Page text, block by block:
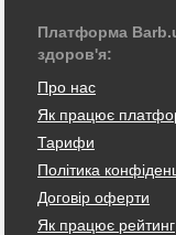
Платформа
здоров'я:
Про нас
Як працює
Тарифи
Політика
Договір оферти
Як працює рейтинг